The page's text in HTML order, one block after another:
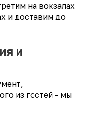
на вокзалах
и доставим до
и
из гостей - мы